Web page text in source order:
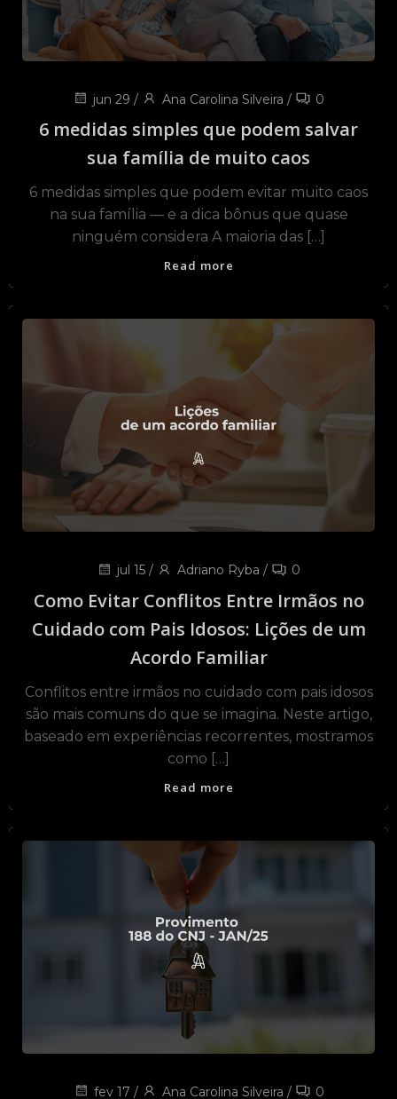
jun 29 / Ana Carolina Silveira / 0
6 medidas simples que podem salvar
sua família de muito caos
6 medidas simples que podem evitar muito caos
na sua família — e a dica bônus que quase
ninguém considera A maioria das […]
Read more
jul 15 / Adriano Ryba / 0
Como Evitar Conflitos Entre Irmãos no
Cuidado com Pais Idosos: Lições de um
Acordo Familiar
Conflitos entre irmãos no cuidado com pais idosos
são mais comuns do que se imagina. Neste artigo,
baseado em experiências recorrentes, mostramos
como […]
Read more
fev 17 / Ana Carolina Silveira / 0